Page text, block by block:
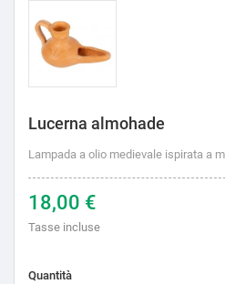
Lucerna almohade
Lampada a olio medievale ispirata a
18,00 €
Tasse incluse
Quantità